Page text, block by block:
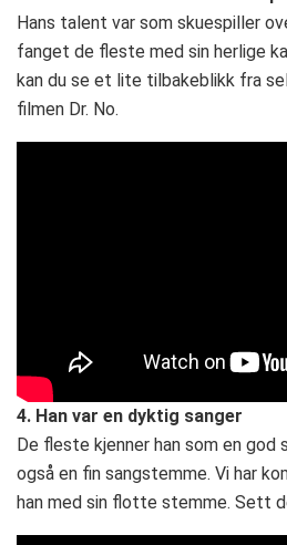
Hans talent var som skuespiller
fanget de fleste med sin herlige
kan du se et lite tilbakeblikk fra
filmen Dr. No.
4. Han var en dyktig sanger
De fleste kjenner han som en god
også en fin sangstemme. Vi har
han med sin flotte stemme. Sett